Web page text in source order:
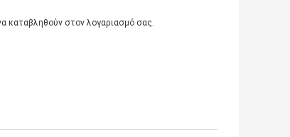
καταβληθούν στον λογαριασμό σας.